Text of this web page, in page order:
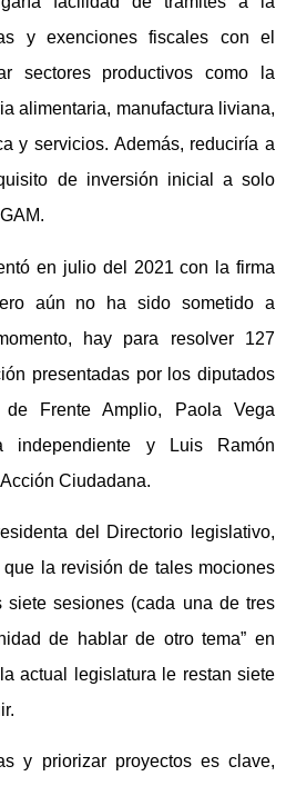
y exenciones fiscales con el
sectores productivos como la
alimentaria, manufactura liviana,
y servicios. Además, reduciría a
de inversión inicial a solo
en julio del 2021 con la firma
aún no ha sido sometido a
hay para resolver 127
presentadas por los diputados
Frente Amplio, Paola Vega
independiente y Luis Ramón
Ciudadana.
del Directorio legislativo,
la revisión de tales mociones
siete sesiones (cada una de tres
de hablar de otro tema” en
actual legislatura le restan siete
y priorizar proyectos es clave,